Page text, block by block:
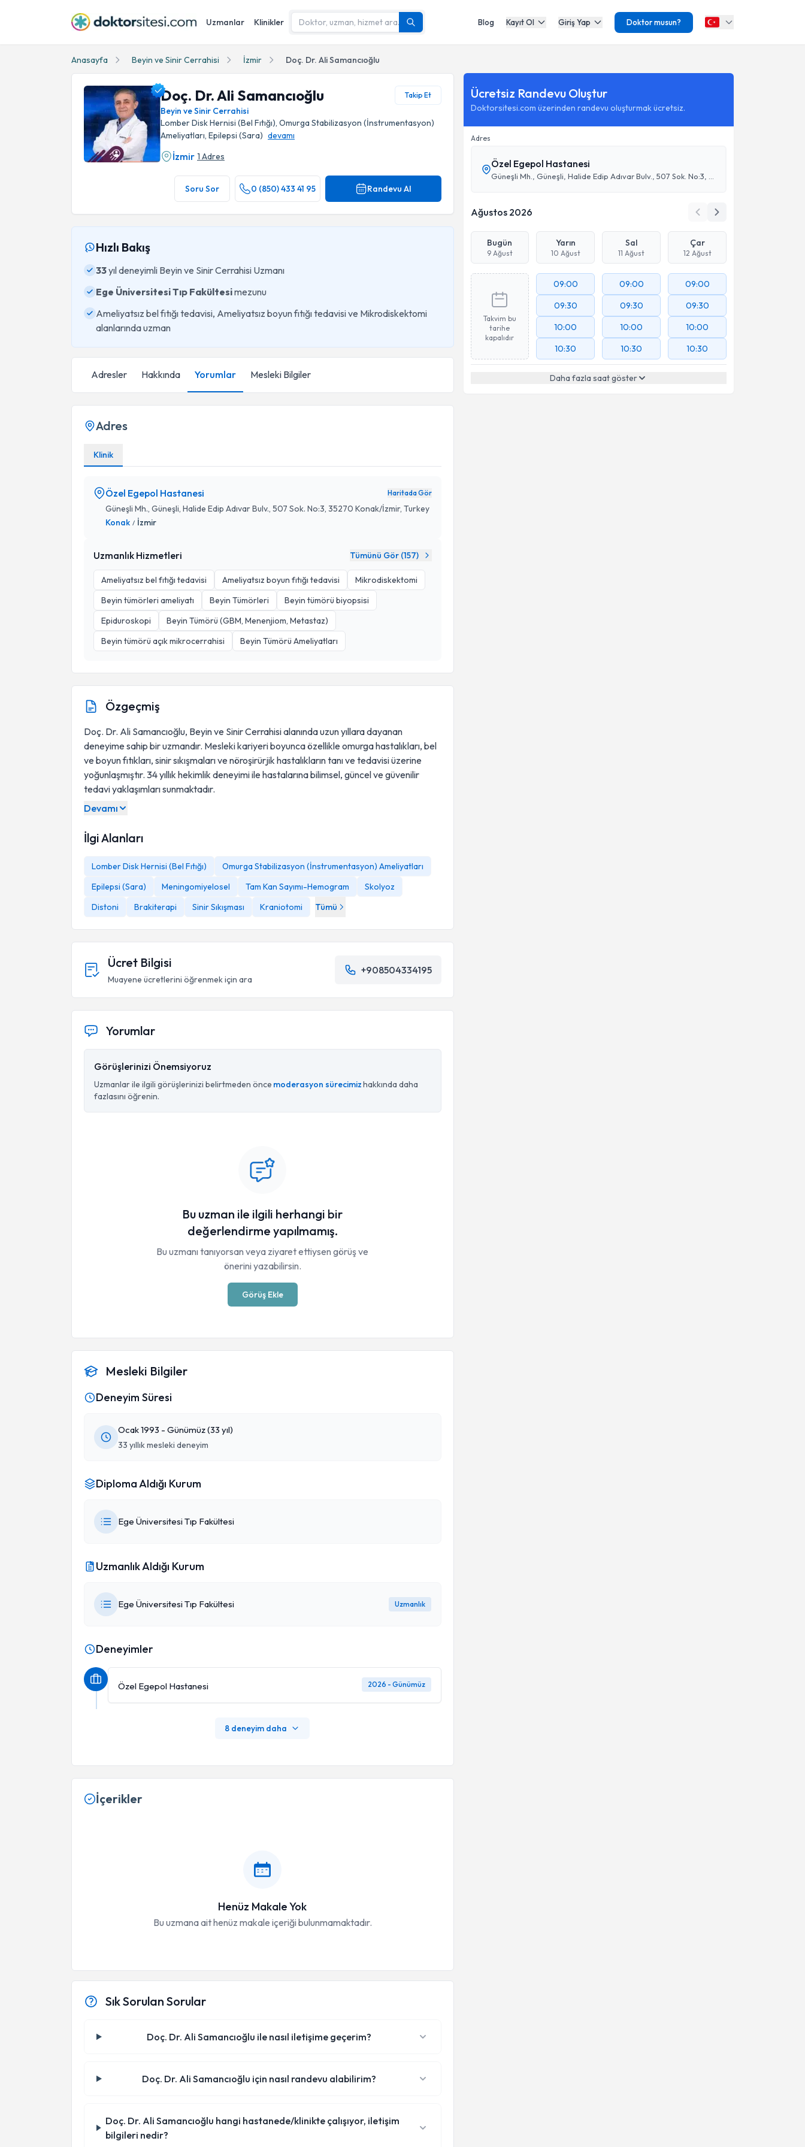
Uzmanlar Klinikler Blog Kayıt Ol Giriş Yap Doktor musun?
Anasayfa Beyin ve Sinir Cerrahisi İzmir Doç. Dr. Ali Samancıoğlu
Doç. Dr. Ali Samancıoğlu Takip Et
Beyin ve Sinir Cerrahisi
Lomber Disk Hernisi (Bel Fıtığı), Omurga Stabilizasyon (İnstrumentasyon)
Ameliyatları, Epilepsi (Sara) devamı
İzmir 1 Adres
Soru Sor 0 (850) 433 41 95 Randevu Al
Hızlı Bakış
33yıl deneyimli Beyin ve Sinir Cerrahisi Uzmanı
Ege Üniversitesi Tıp Fakültesimezunu
Ameliyatsız bel fıtığı tedavisi, Ameliyatsız boyun fıtığı tedavisi ve Mikrodiskektomi
alanlarında uzman
Adresler Hakkında Yorumlar Mesleki Bilgiler
Adres
Klinik
Özel Egepol Hastanesi Haritada Gör
Güneşli Mh., Güneşli, Halide Edip Adıvar Bulv., 507 Sok. No:3, 35270 Konak/İzmir, Turkey
Konak / İzmir
Uzmanlık Hizmetleri Tümünü Gör (157)
Ameliyatsız bel fıtığı tedavisi Ameliyatsız boyun fıtığı tedavisi
Mikrodiskektomi
Beyin tümörleri ameliyatı
Beyin Tümörleri
Beyin tümörü biyopsisi
Epiduroskopi
Beyin Tümörü (GBM, Menenjiom, Metastaz)
Beyin tümörü açık mikrocerrahisi
Beyin Tümörü Ameliyatları
Özgeçmiş
Doç. Dr. Ali Samancıoğlu, Beyin ve Sinir Cerrahisi alanında uzun yıllara dayanan
deneyime sahip bir uzmandır. Mesleki kariyeri boyunca özellikle omurga hastalıkları, bel
ve boyun fıtıkları, sinir sıkışmaları ve nöroşirürjik hastalıkların tanı ve tedavisi üzerine
yoğunlaşmıştır. 34 yıllık hekimlik deneyimi ile hastalarına bilimsel, güncel ve güvenilir
tedavi yaklaşımları sunmaktadır.
Devamı
İlgi Alanları
Lomber Disk Hernisi (Bel Fıtığı)
Omurga Stabilizasyon (İnstrumentasyon) Ameliyatları
Epilepsi (Sara)
Meningomiyelosel Tam Kan Sayımı-Hemogram
Skolyoz
Distoni
Brakiterapi Sinir Sıkışması Kraniotomi Tümü
Ücret Bilgisi
Muayene ücretlerini öğrenmek için ara
+908504334195
Yorumlar
Görüşlerinizi Önemsiyoruz
Uzmanlar ile ilgili görüşlerinizi belirtmeden önce moderasyon sürecimizhakkında daha
fazlasını öğrenin.
Bu uzman ile ilgili herhangi bir
değerlendirme yapılmamış.
Bu uzmanı tanıyorsan veya ziyaret ettiysen görüş ve
önerini yazabilirsin.
Görüş Ekle
Mesleki Bilgiler
Deneyim Süresi
Ocak 1993 - Günümüz (33 yıl)
33 yıllık mesleki deneyim
Diploma Aldığı Kurum
Ege Üniversitesi Tıp Fakültesi
Uzmanlık Aldığı Kurum
Ege Üniversitesi Tıp Fakültesi Uzmanlık
Deneyimler
Özel Egepol Hastanesi 2026 - Günümüz
8 deneyim daha
İçerikler
Henüz Makale Yok
Bu uzmana ait henüz makale içeriği bulunmamaktadır.
Sık Sorulan Sorular
Doç. Dr. Ali Samancıoğlu ile nasıl iletişime geçerim?
Doç. Dr. Ali Samancıoğlu için nasıl randevu alabilirim?
Doç. Dr. Ali Samancıoğlu hangi hastanede/klinikte çalışıyor, iletişim
bilgileri nedir?
Ücretsiz Randevu Oluştur
Doktorsitesi.com üzerinden randevu oluşturmak ücretsiz.
Adres
Özel Egepol Hastanesi
Ağustos 2026
Bugün
9 Ağust
Yarın
10 Ağust
Sal
11 Ağust
Çar
12 Ağust
Takvim bu
tarihe
kapalıdır
09:00
09:30
10:00
10:30
09:00
09:30
10:00
10:30
09:00
09:30
10:00
10:30
Daha fazla saat göster